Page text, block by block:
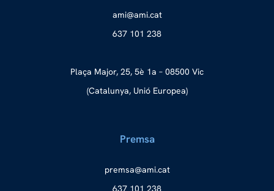
tac.i
ma@im
a
637 101 238
Plaça Major, 25, 5è 1a – 08500 Vic
(Catalunya, Unió Europea)
Premsa
tac.i
ma@as
merp
637 101 238